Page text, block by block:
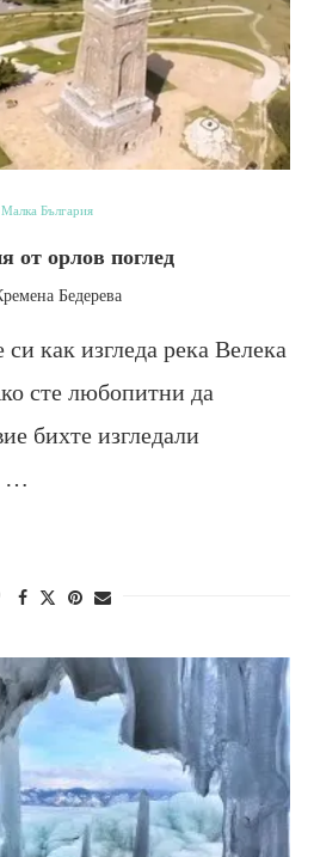
Малка България
от орлов поглед
Бедерева
как изгледа река Велека
сте любопитни да
бихте изгледали
…